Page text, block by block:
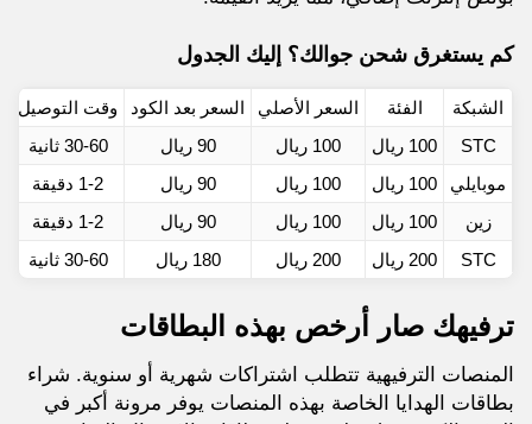
كم يستغرق شحن جوالك؟ إليك الجدول
الشبكة الفئة السعر الأصلي السعر بعد الكود
وقت التوصيل
STC
100 ريال 100 ريال 90 ريال
30-60 ثانية
موبايلي
100 ريال 100 ريال 90 ريال
1-2 دقيقة
زين
100 ريال 100 ريال 90 ريال
1-2 دقيقة
STC
200 ريال 200 ريال 180 ريال 30-60 ثانية
ترفيهك صار أرخص بهذه البطاقات
المنصات الترفيهية تتطلب اشتراكات شهرية أو سنوية. شراء
بطاقات الهدايا الخاصة بهذه المنصات يوفر مرونة أكبر في